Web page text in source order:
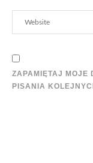
ZAPAMIĘTAJ MOJE
PISANIA